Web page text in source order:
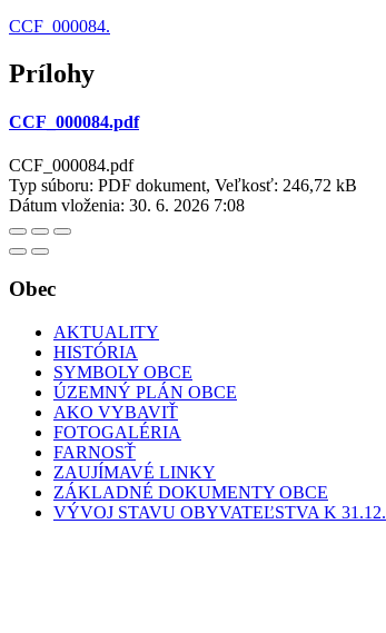
CCF_000084.
Prílohy
CCF_000084.pdf
CCF_000084.pdf
Typ súboru: PDF dokument, Veľkosť: 246,72 kB
Dátum vloženia: 30. 6. 2026 7:08
Obec
AKTUALITY
HISTÓRIA
SYMBOLY OBCE
ÚZEMNÝ PLÁN OBCE
AKO VYBAVIŤ
FOTOGALÉRIA
FARNOSŤ
ZAUJÍMAVÉ LINKY
ZÁKLADNÉ DOKUMENTY OBCE
VÝVOJ STAVU OBYVATEĽSTVA K 31.12.